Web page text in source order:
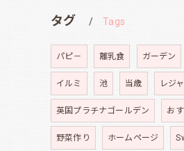
タグ Tags
パピ－ 離乳食 ガーデン
イルミ 池 当歳 レジ
英国プラチナゴールデン お
野菜作り ホームページ